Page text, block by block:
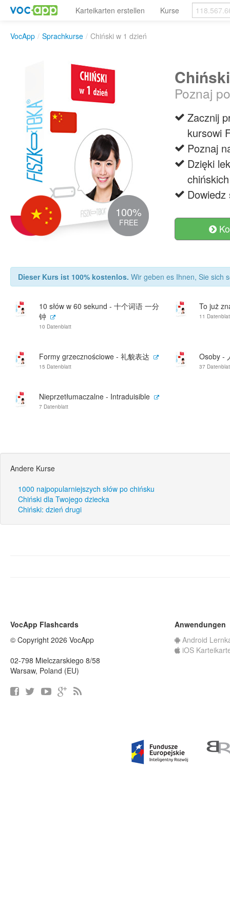
Karteikarten erstellen Kurse
VocApp / Sprachkurse / Chiński w 1 dzień
100%
FREE
Poznaj
Zacznij
kursowi
Poznaj
Dzięki
Dieser Kurs ist 100% kostenlos. Wir geben es Ihnen, Sie sich
10 słów w 60 sekund - 十个词语 一分
钟
10 Datenblatt
To już
11
Formy grzecznościowe - 礼貌表达
15 Datenblatt
Osoby -
37
Nieprzetłumaczalne - Intraduisible
7 Datenblatt
Andere Kurse
1000 najpopularniejszych słów po chińsku
Chiński dla Twojego dziecka
Chiński: dzień drugi
VocApp Flashcards
© Copyright 2026 VocApp
02-798 Mielczarskiego 8/58
Warsaw, Poland (EU)
Anwendungen
Android
iOS